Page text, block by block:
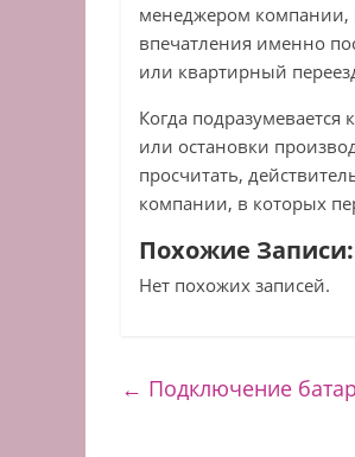
менеджером компании,
впечатления именно
или квартирный
Когда
или остановки
просчитать,
компании, в которых
Похожие Записи:
Нет похожих записей.
← Подключение